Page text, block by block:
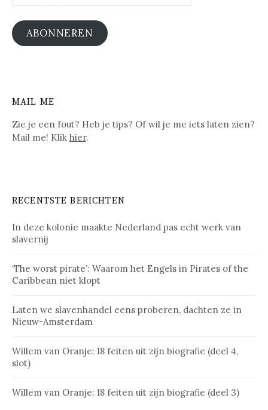
ABONNEREN
MAIL ME
Zie je een fout? Heb je tips? Of wil je me iets laten zien?
Mail me! Klik hier.
RECENTSTE BERICHTEN
In deze kolonie maakte Nederland pas echt werk van
slavernij
‘The worst pirate’: Waarom het Engels in Pirates of the
Caribbean niet klopt
Laten we slavenhandel eens proberen, dachten ze in
Nieuw-Amsterdam
Willem van Oranje: 18 feiten uit zijn biografie (deel 4,
slot)
Willem van Oranje: 18 feiten uit zijn biografie (deel 3)